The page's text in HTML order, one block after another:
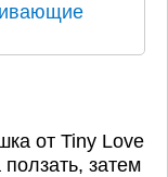
от Tiny Love
затем